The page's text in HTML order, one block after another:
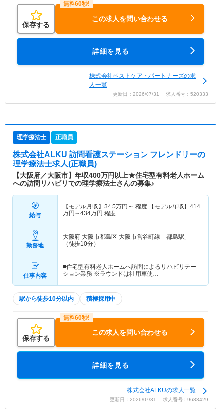
保存する
この求人を問い合わせる
詳細を見る
株式会社ベストケア・パートナーズの求
人一覧
更新日：2026/07/31 求人番号：520333
理学療法士 正職員
株式会社ALKU 訪問看護ステーション フレンドリーの
理学療法士求人(正職員)
【大阪府／大阪市】年収400万円以上★住宅型有料老人ホーム
への訪問リハビリでの理学療法士さんの募集♪
給与
【モデル月収】 34.5万円～ 程度 【モデル年収】 414
万円～434万円 程度
勤務地
大阪府 大阪市都島区 大阪市営谷町線「都島駅」
（徒歩10分）
仕事内容
■住宅型有料老人ホームへ訪問によるリハビリテー
ション業務 ※ラウンドは社用車使…
駅から徒歩10分以内 積極採用中
保存する
この求人を問い合わせる
詳細を見る
株式会社ALKUの求人一覧
更新日：2026/07/31 求人番号：9683429